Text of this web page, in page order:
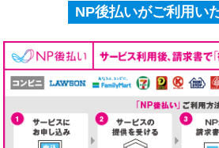
NP後払いがご利用い